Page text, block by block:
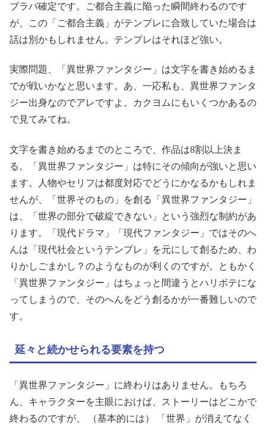
ブラバ確定です。ご都合主義に陥った瞬間終わるのです
が、この「ご都合主義」がテンプレに合致していた場合は
話は別かもしれません。テンプレはそれほど強い。
実際問題、「異世界ファンタジー」は文字を書き始めるま
でが戦いかなと思います。あ、一応私も、異世界ファンタ
ジー出身なのでアレですよ。カクヨムにもいくつかあるの
で見てみてね。
文字を書き始めるまでのところで、作品は8割以上決ま
る。「異世界ファンタジー」は特にその傾向が強いと思い
ます。人物やセリフは都度対応でどうにかなるかもしれま
せんが、「世界そのもの」を創る「異世界ファンタジー」
は、「世界の部分で破綻できない」という強烈な制約があ
ります。「現代ドラマ」「現代ファンタジー」ではそのへ
んは「現代社会というテンプレ」を元にして創るため、わ
りかしごまかし？のようなものが利くのですが。ともかく
「異世界ファンタジー」はちょっと間違うとハリボテにな
ってしまうので、そのへんをどう創るかが一番難しいので
す。
延々と続かせられる要素を持つ
「異世界ファンタジー」に終わりはありません。もちろ
ん、キャラクターを主眼におけば、ストーリーはどこかで
終わるのですが、 （基本的には） 「世界」が消えてなく